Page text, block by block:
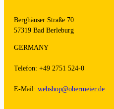
Berghäuser Straße 70
57319 Bad Berleburg
GERMANY
Telefon: +49 2751 524-0
E-Mail: webshop@obermeier.de